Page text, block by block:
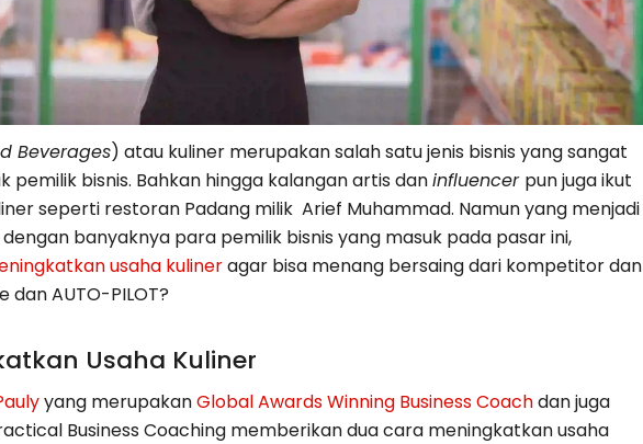
Beverages) atau kuliner merupakan salah satu jenis bisnis yang sangat
pemilik bisnis. Bahkan hingga kalangan artis daninfluencer pun juga ikut
seperti restoran Padang milik Arief Muhammad. Namun yang menjadi
banyaknya para pemilik bisnis yang masuk pada pasar ini,
usaha kulineragar bisa menang bersaing dari kompetitor dan
dan AUTO-PILOT?
Usaha Kuliner
yang merupakanGlobal Awards Winning Business Coachdan juga
Business Coaching memberikan dua cara meningkatkan usaha